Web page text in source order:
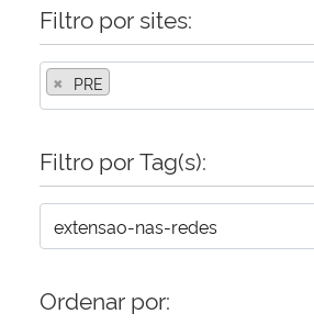
Filtro por sites:
× PRE
Filtro por Tag(s):
Ordenar por: